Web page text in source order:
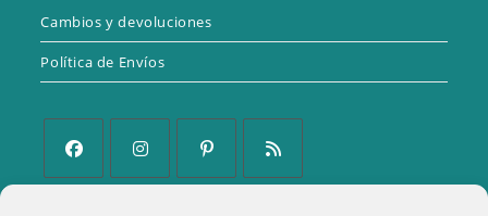
Cambios y devoluciones
Política de Envíos
Se
Se
Se
Se